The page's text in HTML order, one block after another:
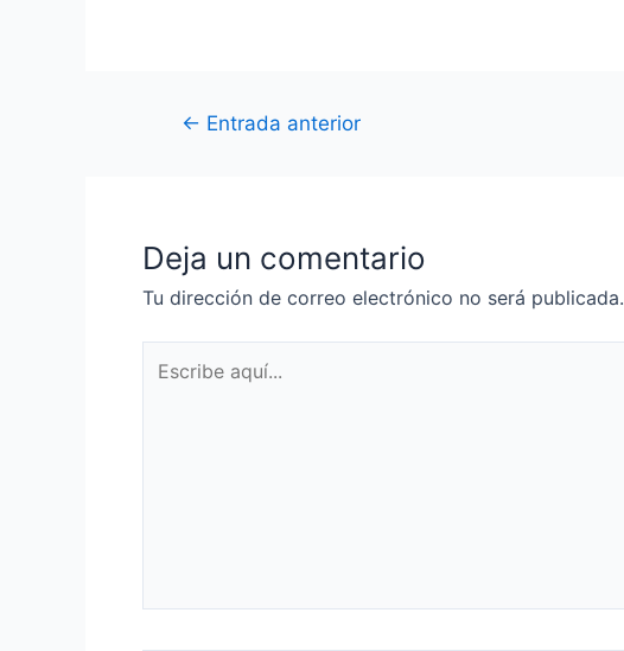
Navegación
← Entrada anterior
Deja un comentario
Tu dirección de correo electrónico no será publicada.
aquí...